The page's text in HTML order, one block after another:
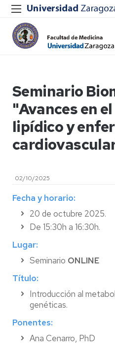
Seminario
"Avances en
lipídico y
02/10/2025
Fecha y horario:
20 de octubre 2025.
De 15:30h a 16:30h.
Lugar:
Seminario ONLINE
Título:
Introducción al
genéticas.
Ponentes:
Ana Cenarro, PhD